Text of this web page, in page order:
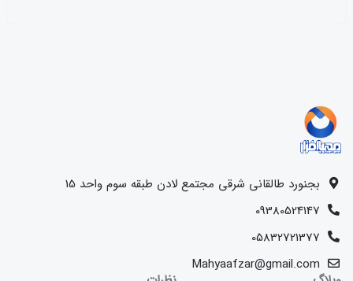
بجنورد طالقانی شرقی مجتمع لادن طبقه سوم واحد 15
09380524147
05832721377
Mahyaafzar@gmail.com